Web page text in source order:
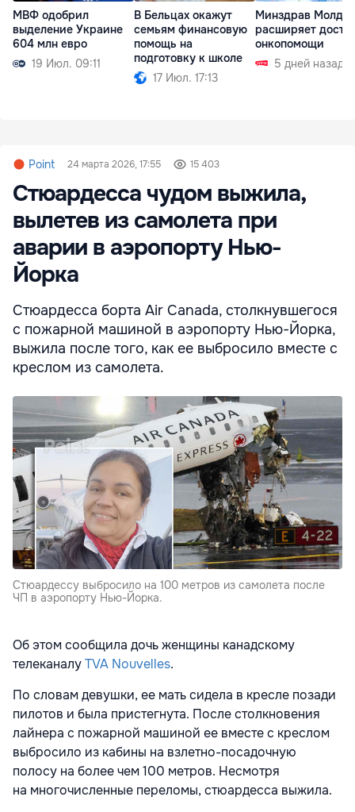
МВФ одобрил
выделение Украине
604 млн евро
19 Июл. 09:11
В Бельцах окажут
семьям финансовую
помощь на
подготовку к школе
17 Июл. 17:13
Минздрав
расширяет
онкопомощи
5 дней назад
Point 24 марта 2026, 17:55 15 403
Стюардесса чудом выжила,
вылетев из самолета при
аварии в аэропорту Нью-
Йорка
Стюардесса борта Air Canada, столкнувшегося
с пожарной машиной в аэропорту Нью-Йорка,
выжила после того, как ее выбросило вместе с
креслом из самолета.
Стюардессу выбросило на 100 метров из самолета после
ЧП в аэропорту Нью-Йорка.
Об этом сообщила дочь женщины канадскому
телеканалуTVA Nouvelles.
По словам девушки, ее мать сидела в кресле позади
пилотов и была пристегнута. После столкновения
лайнера с пожарной машиной ее вместе с креслом
выбросило из кабины на взлетно-посадочную
полосу на более чем 100 метров. Несмотря
на многочисленные переломы, стюардесса выжила.